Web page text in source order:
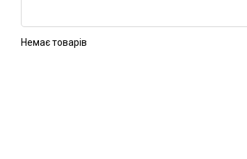
Немає товарів